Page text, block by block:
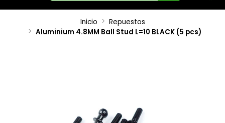
Inicio
Repuestos
Aluminium 4.8MM Ball Stud L=10 BLACK (5 pcs)